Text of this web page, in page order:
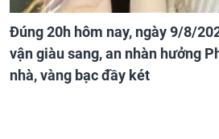
Đúng 20h hôm nay, ngày 9/8/
vận giàu sang, an nhàn hưởng
nhà, vàng bạc đầy két